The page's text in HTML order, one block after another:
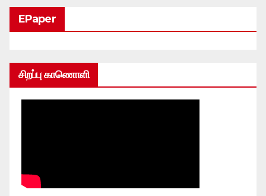
EPaper
சிறப்பு காணொளி